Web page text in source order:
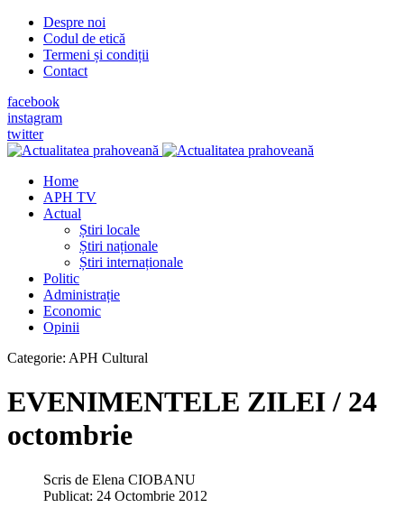
Despre noi
Codul de etică
Termeni și condiții
Contact
facebook
instagram
twitter
Home
APH TV
Actual
Știri locale
Știri naționale
Știri internaționale
Politic
Administrație
Economic
Opinii
Categorie: APH Cultural
EVENIMENTELE ZILEI / 24
octombrie
Scris de Elena CIOBANU
Publicat: 24 Octombrie 2012